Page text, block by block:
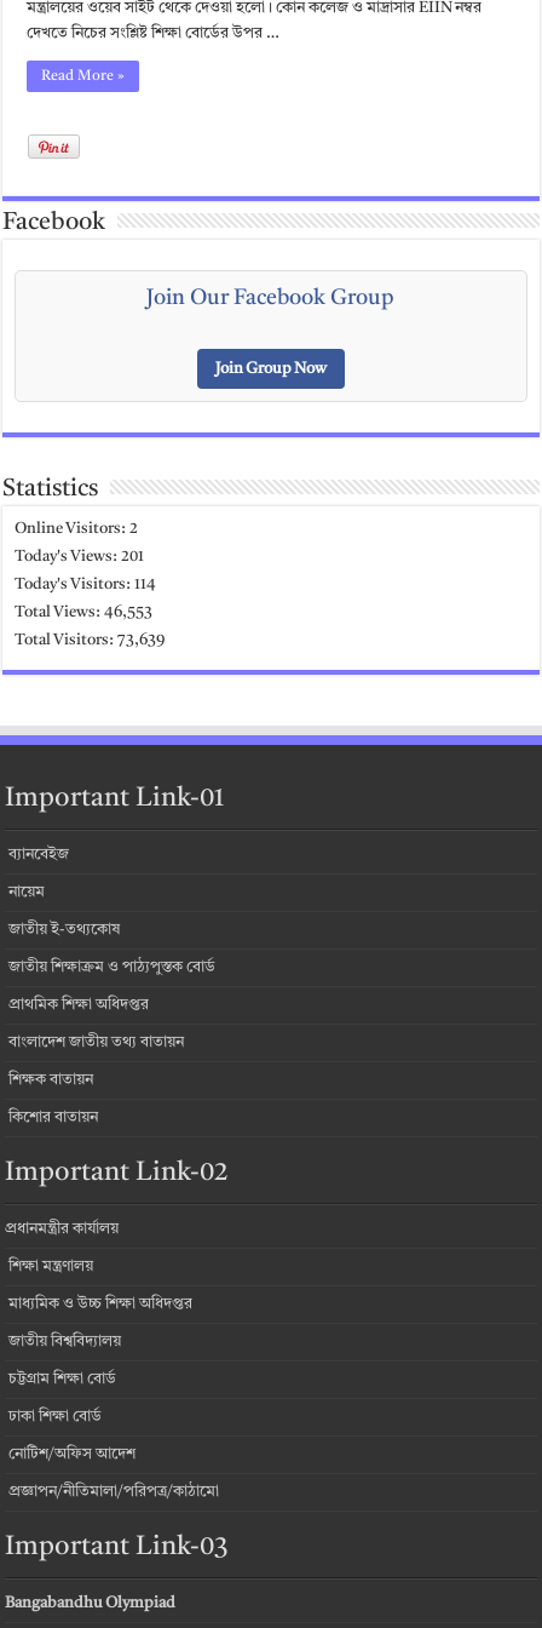
মন্ত্রালয়ের ওয়েব সাইট থেকে দেওয়া হলো। কোন কলেজ ও মাদ্রাসার EIIN নম্বর
দেখতে নিচের সংশ্লিষ্ট শিক্ষা বোর্ডের উপর …
Read More »
Facebook
Join Our Facebook Group
Join Group Now
Statistics
Online Visitors:2
Today's Views:201
Today's Visitors:114
Total Views:46,553
Total Visitors:73,639
Important Link-01
ব্যানবেইজ
নায়েম
জাতীয় ই-তথ্যকোষ
জাতীয় শিক্ষাক্রম ও পাঠ্যপুস্তক বোর্ড
প্রাথমিক শিক্ষা অধিদপ্তর
বাংলাদেশ জাতীয় তথ্য বাতায়ন
শিক্ষক বাতায়ন
কিশোর বাতায়ন
Important Link-02
প্রধানমন্ত্রীর কার্যালয়
শিক্ষা মন্ত্রণালয়
মাধ্যমিক ও উচ্চ শিক্ষা অধিদপ্তর
জাতীয় বিশ্ববিদ্যালয়
চট্টগ্রাম শিক্ষা বোর্ড
ঢাকা শিক্ষা বোর্ড
নোটিশ/অফিস আদেশ
প্রজ্ঞাপন/নীতিমালা/পরিপত্র/কাঠামো
Important Link-03
Bangabandhu Olympiad